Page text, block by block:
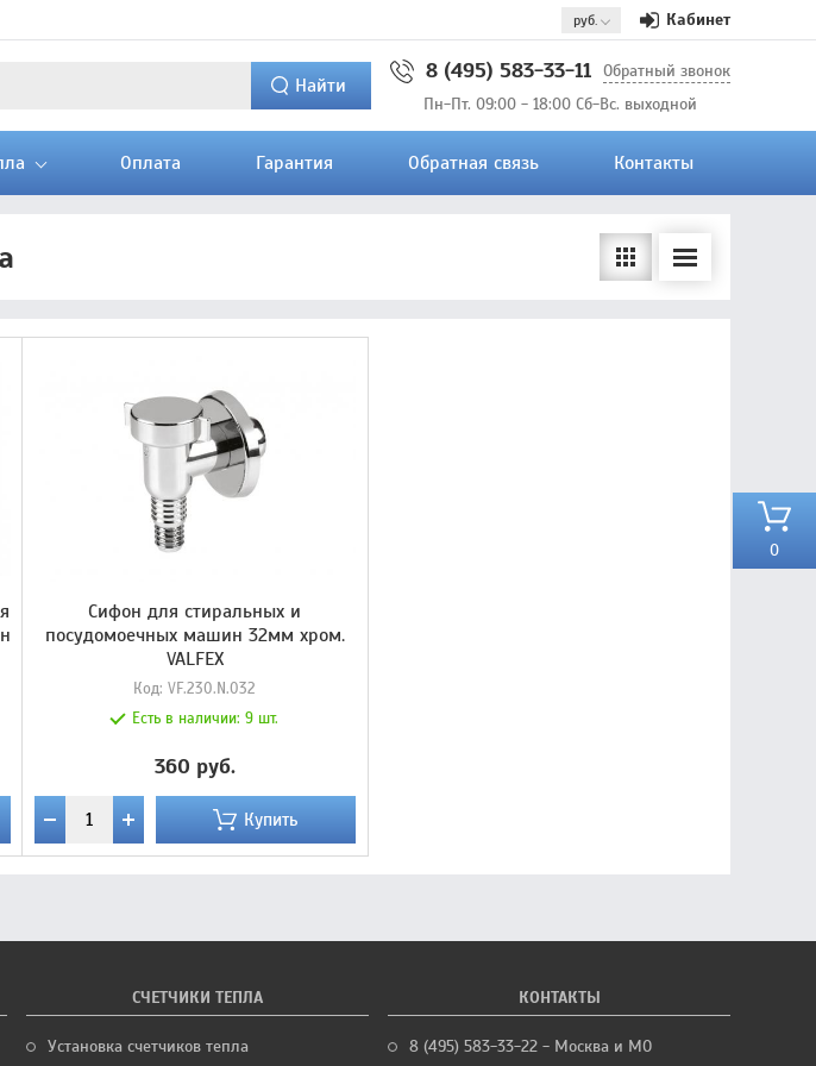
Кабинет
Найти
8 (495) 583-33-11 Обратный звонок
Пн-Пт. 09:00 - 18:00 Сб-Вс. выходной
Оплата Гарантия Обратная связь Контакты
0
Сифон для стиральных и
посудомоечных машин 32мм хром.
VALFEX
Код:VF.230.N.032
Есть в наличии:9 шт.
360 руб.
Купить
СЧЕТЧИКИ ТЕПЛА
Установка счетчиков тепла
КОНТАКТЫ
8 (495) 583-33-22 - Москва и МО